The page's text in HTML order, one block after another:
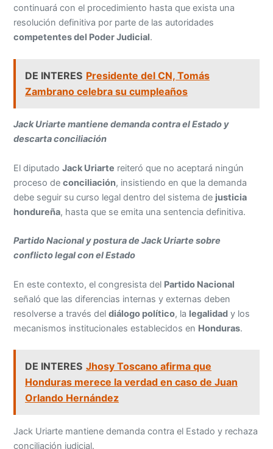
continuará con el procedimiento hasta que exista una
resolución definitiva por parte de las autoridades
competentes del Poder Judicial.
DE INTERES Presidente del CN, Tomás
Zambrano celebra su cumpleaños
Jack Uriarte mantiene demanda contra el Estado y
descarta conciliación
El diputadoJack Uriarte reiteró que no aceptará ningún
proceso deconciliación, insistiendo en que la demanda
debe seguir su curso legal dentro del sistema de justicia
hondureña, hasta que se emita una sentencia definitiva.
Partido Nacional y postura de Jack Uriarte sobre
conflicto legal con el Estado
En este contexto, el congresista del Partido Nacional
señaló que las diferencias internas y externas deben
resolverse a través deldiálogo político, la legalidad y los
mecanismos institucionales establecidos en Honduras.
DE INTERES Jhosy Toscano afirma que
Honduras merece la verdad en caso de Juan
Orlando Hernández
Jack Uriarte mantiene demanda contra el Estado y rechaza
conciliación judicial.